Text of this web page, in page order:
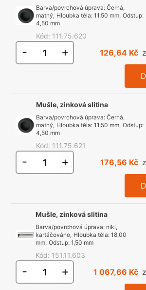
Barva/povrchová úprava:Černá,
matný, Hloubka těla:11,50 mm, Odstup:
4,50 mm
Kód: 111.75.620
- + 126,64 Kč
Mušle, zinková slitina
Barva/povrchová úprava:Černá,
matný, Hloubka těla:11,50 mm, Odstup:
4,50 mm
Kód: 111.75.621
- + 176,56 Kč
Mušle, zinková slitina
Barva/povrchová úprava: nikl,
kartáčováno, Hloubka těla: 18,00
mm, Odstup: 1,50 mm
Kód: 151.11.603
- + 1 067,66 Kč